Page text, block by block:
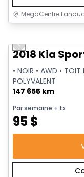
MegaCentre
Vidéo disponible
Previous slide
2018 Kia
• NOIR • AWD •
POLYVALENT
147 655 km
Par semaine + tx
95$